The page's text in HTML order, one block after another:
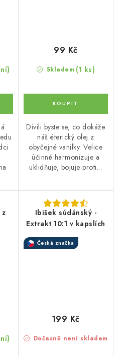
Skladem (1 ks)
99 Kč
Divili byste se, co dokáže
náš éterický olej z
obyčejné vanilky. Velice
účinné harmonizuje a
uklidňuje, bojuje proti...
Ibišek súdánský -
Extrakt 10:1 v kapslích
Česká značka
Dočasně není skladem
199 Kč